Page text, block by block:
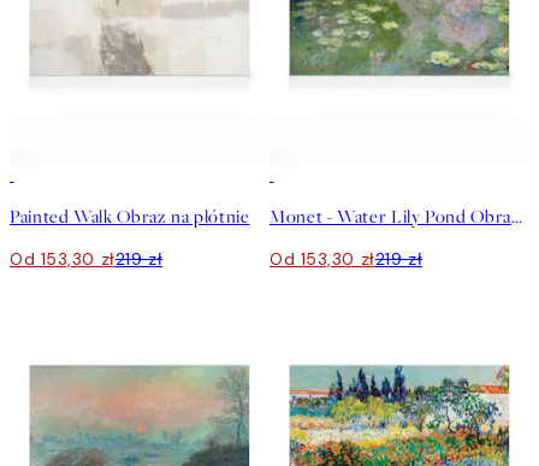
Painted Walk Obraz na płótnie
Od 153,30 zł219 zł
Monet - Water Lily Pond Obraz na płótnie
Od 153,30 zł219 zł